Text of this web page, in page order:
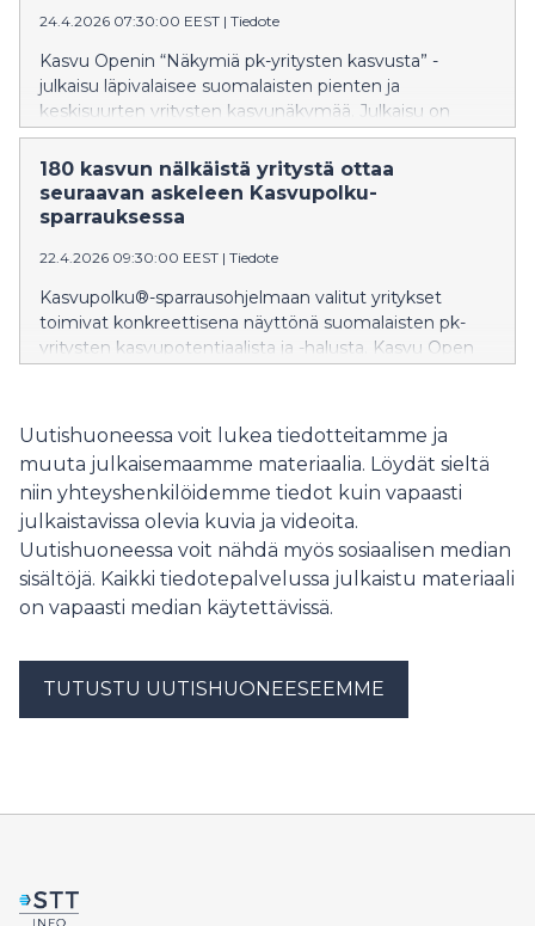
24.4.2026 07:30:00 EEST | Tiedote
Kasvu Openin “Näkymiä pk-yritysten kasvusta” -
julkaisu läpivalaisee suomalaisten pienten ja
keskisuurten yritysten kasvunäkymää. Julkaisu on
yhteiskunnallisesti merkittävä, koska se tarjoaa suoran
ja tuoreen näkymän Suomen talouden moottoreihin.
Julkaisu ilmestyy keskiviikkona 3.6.2026.
180 kasvun nälkäistä yritystä ottaa
seuraavan askeleen Kasvupolku-
sparrauksessa
22.4.2026 09:30:00 EEST | Tiedote
Kasvupolku®-sparrausohjelmaan valitut yritykset
toimivat konkreettisena näyttönä suomalaisten pk-
yritysten kasvupotentiaalista ja -halusta. Kasvu Open
Uutishuoneessa voit lukea tiedotteitamme ja
muuta julkaisemaamme materiaalia. Löydät sieltä
niin yhteyshenkilöidemme tiedot kuin vapaasti
julkaistavissa olevia kuvia ja videoita.
Uutishuoneessa voit nähdä myös sosiaalisen median
sisältöjä. Kaikki tiedotepalvelussa julkaistu materiaali
on vapaasti median käytettävissä.
TUTUSTU UUTISHUONEESEEMME